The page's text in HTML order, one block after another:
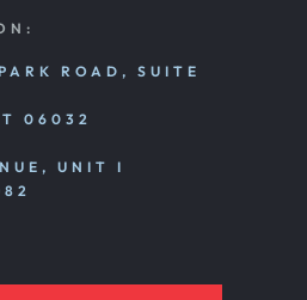
ROAD, SUITE
06032
UNIT I